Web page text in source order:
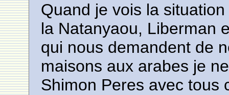
Quand je vois la
la Natanyaou, Liberman
qui nous demandent de
maisons aux arabes je
Shimon Peres avec tous